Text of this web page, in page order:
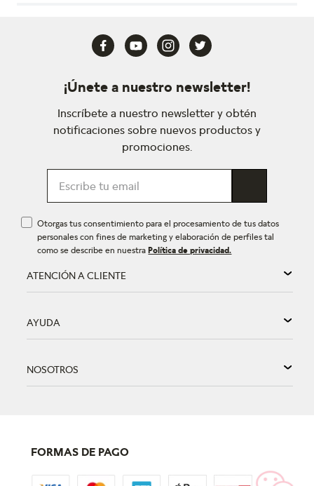
¡Únete a nuestro newsletter!
Inscríbete a nuestro newsletter y obtén
notificaciones sobre nuevos productos y
promociones.
Otorgas tus consentimiento para el procesamiento de tus datos
personales con fines de marketing y elaboración de perfiles tal
como se describe en nuestraPolítica de privacidad.
ATENCIÓN A CLIENTE
AYUDA
NOSOTROS
FORMAS DE PAGO